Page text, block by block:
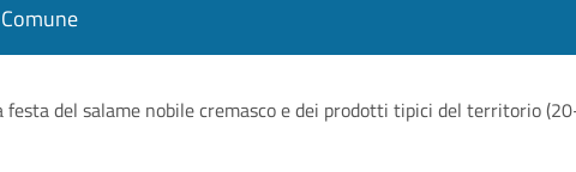
festa del salame nobile cremasco e dei prodotti tipici del territorio